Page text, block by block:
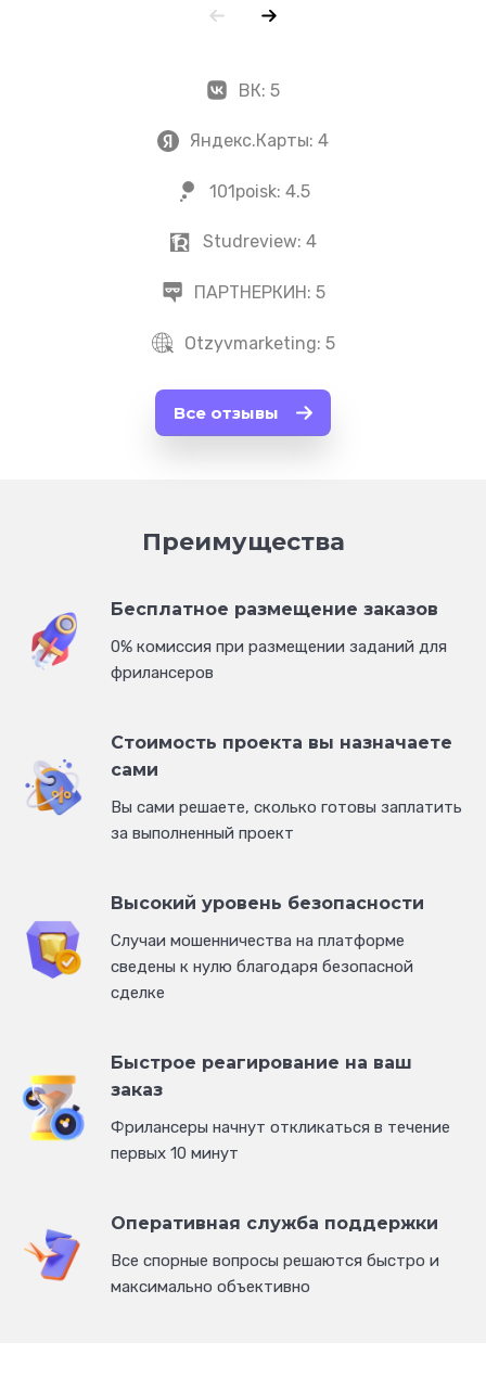
ВК: 5
Яндекс.Карты: 4
101poisk: 4.5
Studreview: 4
ПАРТНЕРКИН: 5
Otzyvmarketing: 5
Все отзывы
Преимущества
Бесплатное размещение заказов
0% комиссия при размещении заданий для
фрилансеров
Стоимость проекта вы назначаете
сами
Вы сами решаете, сколько готовы заплатить
за выполненный проект
Высокий уровень безопасности
Cлучаи мошенничества на платформе
сведены к нулю благодаря безопасной
сделке
Быстрое реагирование на ваш
заказ
Фрилансеры начнут откликаться в течение
первых 10 минут
Оперативная служба поддержки
Все спорные вопросы решаются быстро и
максимально объективно